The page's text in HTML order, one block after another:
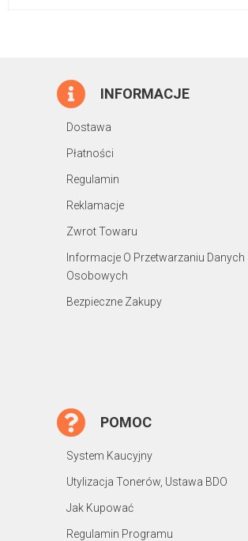
INFORMACJE
Dostawa
Płatności
Regulamin
Reklamacje
Zwrot Towaru
Informacje O Przetwarzaniu Danych
Osobowych
Bezpieczne Zakupy
POMOC
System Kaucyjny
Utylizacja Tonerów, Ustawa BDO
Jak Kupować
Regulamin Programu